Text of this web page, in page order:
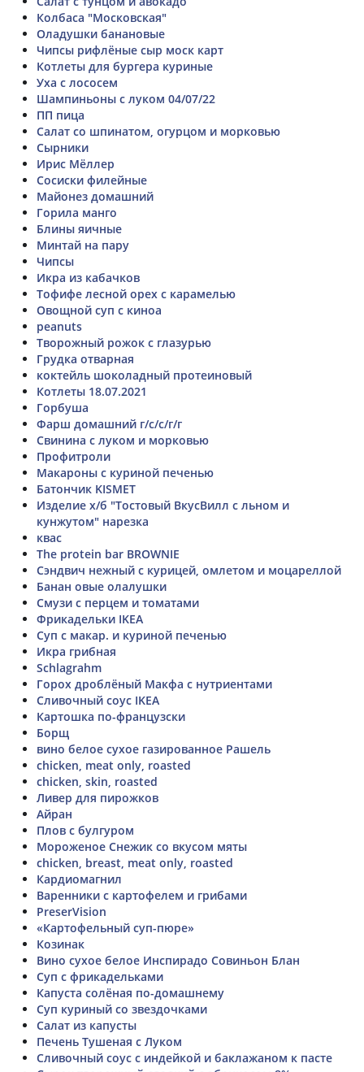
Колбаса "Московская"
Оладушки банановые
Чипсы рифлёные сыр моск карт
Котлеты для бургера куриные
Уха с лососем
Шампиньоны с луком 04/07/22
ПП пица
Салат со шпинатом, огурцом и морковью
Сырники
Ирис Мёллер
Сосиски филейные
Майонез домашний
Горила манго
Блины яичные
Минтай на пару
Чипсы
Икра из кабачков
Тофифе лесной орех с карамелью
Овощной суп с киноа
peanuts
Творожный рожок с глазурью
Грудка отварная
коктейль шоколадный протеиновый
Котлеты 18.07.2021
Горбуша
Фарш домашний г/с/с/г/г
Свинина с луком и морковью
Профитроли
Макароны с куриной печенью
Батончик KISMET
Изделие х/б "Тостовый ВкусВилл с льном и
кунжутом" нарезка
квас
The protein bar BROWNIE
Сэндвич нежный с курицей, омлетом и моцареллой
Банан овые олалушки
Смузи с перцем и томатами
Фрикадельки IKEA
Суп с макар. и куриной печенью
Икра грибная
Schlagrahm
Горох дроблёный Макфа с нутриентами
Сливочный соус IKEA
Картошка по-французски
Борщ
вино белое сухое газированное Рашель
chicken, meat only, roasted
chicken, skin, roasted
Ливер для пирожков
Айран
Плов с булгуром
Мороженое Снежик со вкусом мяты
chicken, breast, meat only, roasted
Кардиомагнил
Варенники с картофелем и грибами
PreserVision
«Картофельный суп-пюре»
Козинак
Вино сухое белое Инспирадо Совиньон Блан
Суп с фрикадельками
Капуста солёная по-домашнему
Суп куриный со звездочками
Салат из капусты
Печень Тушеная с Луком
Сливочный соус с индейкой и баклажаном к пасте